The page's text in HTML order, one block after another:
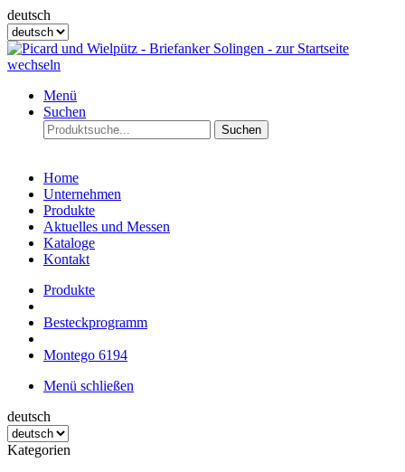
deutsch
Menü
Suchen
Suchen
Home
Unternehmen
Produkte
Aktuelles und Messen
Kataloge
Kontakt
Produkte
Besteckprogramm
Montego 6194
Menü schließen
deutsch
Kategorien